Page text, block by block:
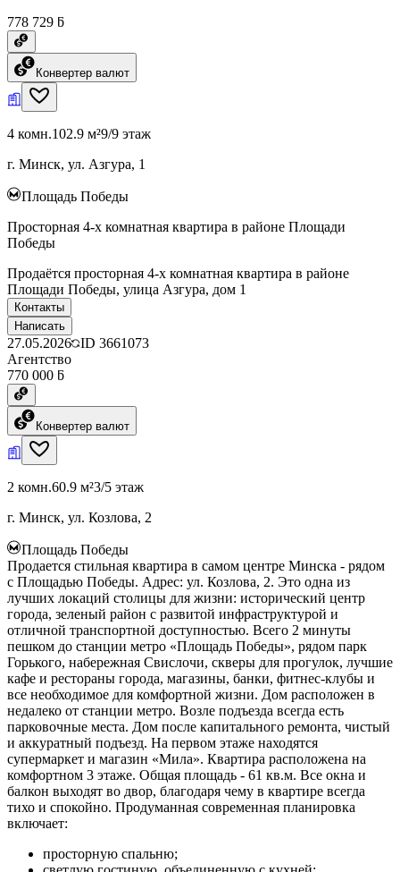
778 729 ƃ
Конвертер валют
4 комн.102.9 м²9/9 этаж
г. Минск, ул. Азгура, 1
Площадь Победы
Просторная 4-х комнатная квартира в районе Площади
Победы
Продаётся просторная 4-х комнатная квартира в районе
Площади Победы, улица Азгура, дом 1
Контакты
Написать
27.05.2026 ID 3661073
Агентство
770 000 ƃ
Конвертер валют
2 комн.60.9 м²3/5 этаж
г. Минск, ул. Козлова, 2
Площадь Победы
Продается стильная квартира в самом центре Минска - рядом
с Площадью Победы. Адрес: ул. Козлова, 2. Это одна из
лучших локаций столицы для жизни: исторический центр
города, зеленый район с развитой инфраструктурой и
отличной транспортной доступностью. Всего 2 минуты
пешком до станции метро «Площадь Победы», рядом парк
Горького, набережная Свислочи, скверы для прогулок, лучшие
кафе и рестораны города, магазины, банки, фитнес-клубы и
все необходимое для комфортной жизни. Дом расположен в
недалеко от станции метро. Возле подъезда всегда есть
парковочные места. Дом после капитального ремонта, чистый
и аккуратный подъезд. На первом этаже находятся
супермаркет и магазин «Мила». Квартира расположена на
комфортном 3 этаже. Общая площадь - 61 кв.м. Все окна и
балкон выходят во двор, благодаря чему в квартире всегда
тихо и спокойно. Продуманная современная планировка
включает:
просторную спальню;